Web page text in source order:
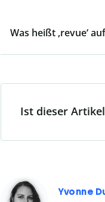
Was heißt ‚revue‘
Ist dieser
Yvonne